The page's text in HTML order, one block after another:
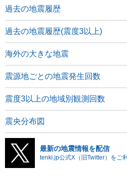
過去の地震履歴
過去の地震履歴(震度3以上)
海外の大きな地震
震源地ごとの地震発生回数
震度3以上の地域別観測回数
震央分布図
最新の地震情報を配信
tenki.jp公式X（旧Twitter）をご